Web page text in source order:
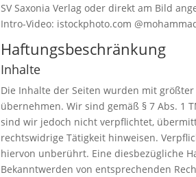
SV Saxonia Verlag oder direkt am Bild
Intro-Video: istockphoto.com
Haftungsbeschränkung
Inhalte
Die Inhalte der Seiten wurden mit
übernehmen. Wir sind gemäß § 7 Abs. 1
sind wir jedoch nicht verpflichtet,
rechtswidrige Tätigkeit hinweisen.
hiervon unberührt. Eine diesbezügliche
Bekanntwerden von entsprechenden